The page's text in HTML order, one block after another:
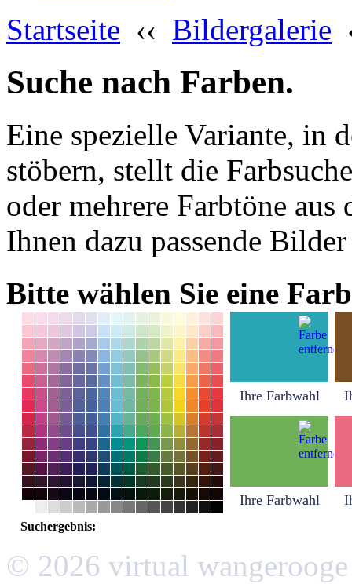
Startseite ‹‹ Bildergalerie
Suche nach Farben.
Eine spezielle Variante, in
stöbern, stellt die
oder mehrere Farbtöne
Ihnen dazu passende
Bitte wählen Sie eine
Ihre Farbwahl
Ihre Farbwahl
Suchergebnis:
© 2026 virtual wangerooge